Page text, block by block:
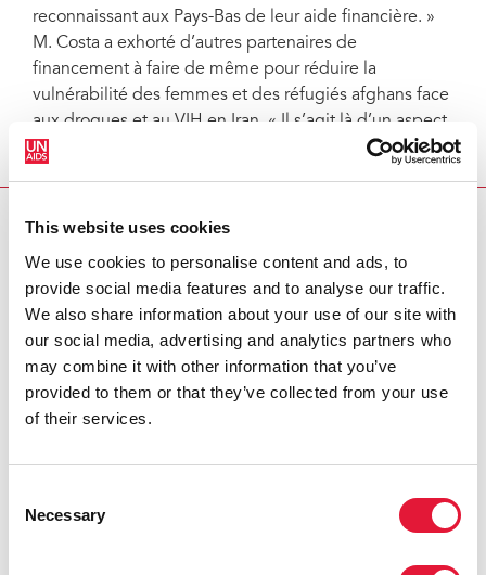
This website uses cookies
We use cookies to personalise content and ads, to
provide social media features and to analyse our traffic.
We also share information about your use of our site with
our social media, advertising and analytics partners who
may combine it with other information that you’ve
provided to them or that they’ve collected from your use
of their services.
Selection
Necessary
reconnaissant aux Pays-Bas de leur aide financière. »
M. Costa a exhorté d’autres partenaires de
financement à faire de même pour réduire la
vulnérabilité des femmes et des réfugiés afghans face
aux drogues et au VIH en Iran. « Il s’agit là d’un aspect
humanitaire et souvent négligé de la lutte contre les
RIGHT HAND CONTENT
Coparrainants:
HCR
Le Haut Commissaire préconise de mettre l’accent sur
les droits de l’homme et la réduction des risques dans
la politique internationale en matière de stupéfiants